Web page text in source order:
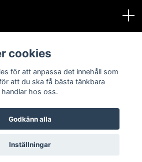
- Alla rättigheter reserverade
cookies
för att anpassa det innehåll som
att du ska få bästa tänkbara
hos oss.
Godkänn alla
Inställningar